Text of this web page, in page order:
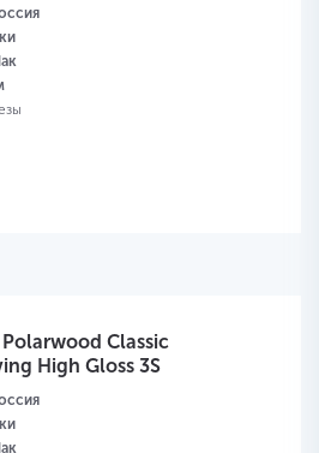
Classic
High Gloss 3S